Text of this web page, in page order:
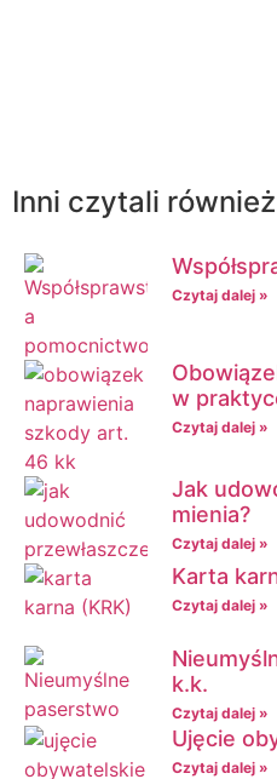
Inni czytali
Czytaj dalej »
w
Czytaj dalej »
Jak
mienia?
Czytaj dalej »
Karta
Czytaj dalej »
k.k.
Czytaj dalej »
Ujęcie
Czytaj dalej »